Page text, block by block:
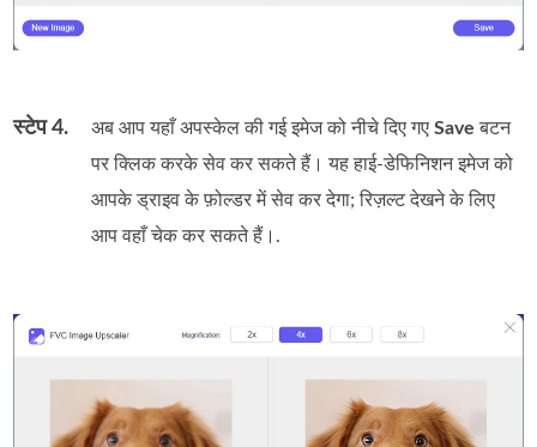
स्टेप 4. अब आप यहाँ अपस्केल की गई इमेज को नीचे दिए गएSave बटन
पर क्लिक करके सेव कर सकते हैं। यह हाई‑डेफिनिशन इमेज को
आपके ड्राइव के फ़ोल्डर में सेव कर देगा; रिज़ल्ट देखने के लिए
आप वहाँ चेक कर सकते हैं।.